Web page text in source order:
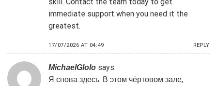
skill. Contact the team today to get
immediate support when you need it the
greatest.
17/07/2026 AT 04:49 REPLY
MichaelGlolo says:
Я снова здесь. В этом чёртовом зале,